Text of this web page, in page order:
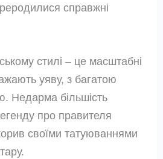
справжні
стилі – це масштабні
уяву, з багатою
Недарма більшість
про правителя
своїми татуюваннями